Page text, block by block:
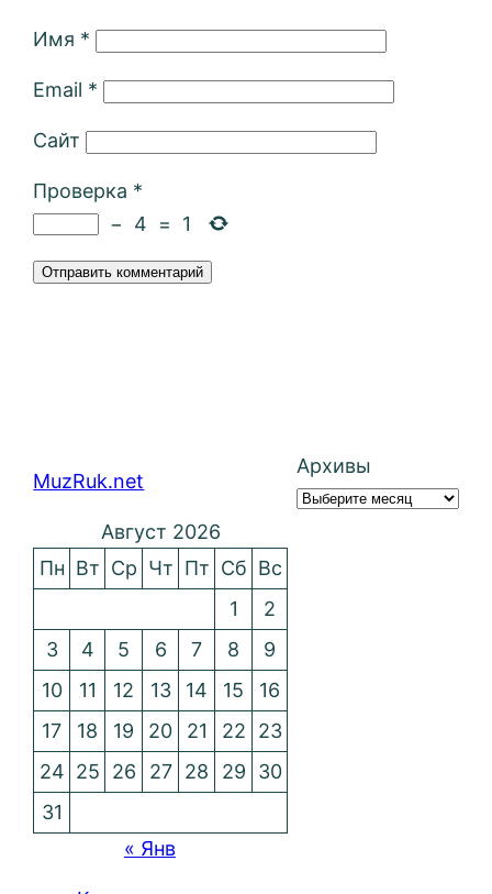
Имя *
Email *
Сайт
Проверка *
−
4 = 1
MuzRuk.net
Архивы
Август 2026
Пн Вт Ср Чт Пт Сб Вс
1
2
3
4 5 6 7 8
9
10
11 12 13 14 15
16
17
18 19 20 21 22
23
24 25 26 27 28 29
30
31
« Янв